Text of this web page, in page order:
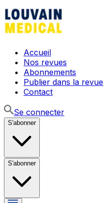
Accueil
Nos revues
Abonnements
Publier dans la revue
Contact
Se connecter
S'abonner
S'abonner